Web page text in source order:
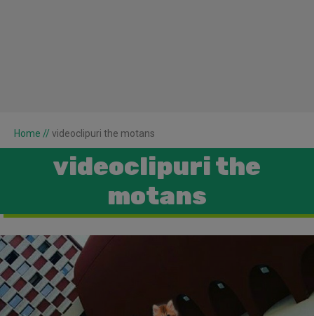
Home // videoclipuri the motans
videoclipuri the
motans